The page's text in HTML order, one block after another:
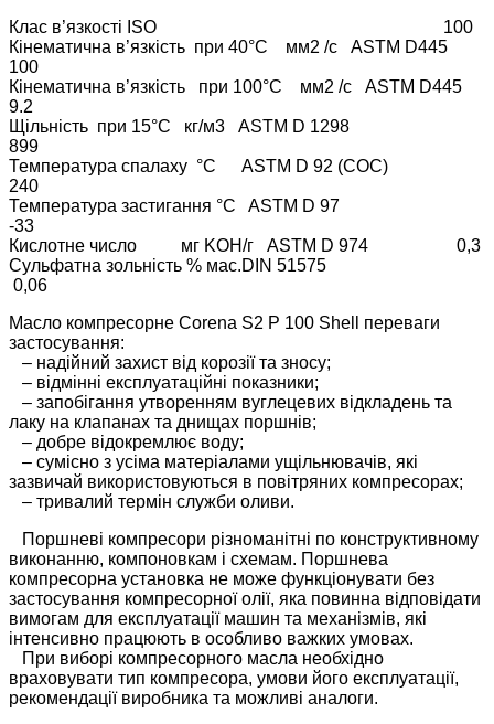
Клас в’язкості ISO 100
Кінематична в’язкість при 40°C мм2 /с ASTM D445
100
Кінематична в’язкість при 100°C мм2 /с ASTM D445
9.2
Щільність при 15°C кг/м3 ASTM D 1298
899
Температура спалаху °C ASTM D 92 (COC)
240
Температура застигання °C ASTM D 97
-33
Кислотне число мг KOH/г ASTM D 974 0,3
Сульфатна зольність % мас.DIN 51575
0,06
Масло компресорне Corena S2 P 100 Shell переваги
застосування:
– надійний захист від корозії та зносу;
– відмінні експлуатаційні показники;
– запобігання утворенням вуглецевих відкладень та
лаку на клапанах та днищах поршнів;
– добре відокремлює воду;
– сумісно з усіма матеріалами ущільнювачів, які
зазвичай використовуються в повітряних компресорах;
– тривалий термін служби оливи.
Поршневі компресори різноманітні по конструктивному
виконанню, компоновкам і схемам. Поршнева
компресорна установка не може функціонувати без
застосування компресорної олії, яка повинна відповідати
вимогам для експлуатації машин та механізмів, які
інтенсивно працюють в особливо важких умовах.
При виборі компресорного масла необхідно
враховувати тип компресора, умови його експлуатації,
рекомендації виробника та можливі аналоги.